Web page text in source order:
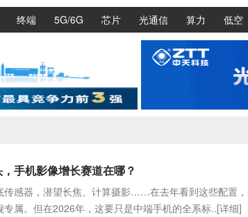
终端 5G/6G 芯片 光通信 算力 低空
手机影像增长赛道在哪？
传感器，潜望长焦、计算摄影……在去年看到这些配置
专属。但在2026年，这要只是中端手机的全系标..[详细]